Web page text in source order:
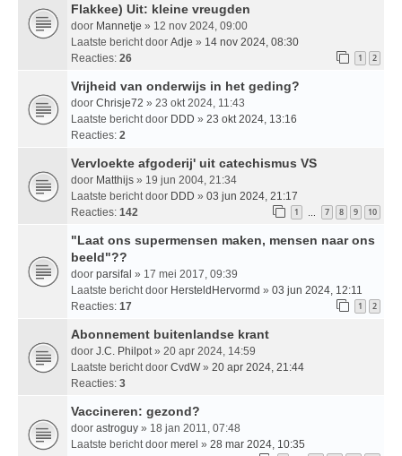
Flakkee) Uit: kleine vreugden
door Mannetje » 12 nov 2024, 09:00
Laatste bericht door Adje » 14 nov 2024, 08:30
Reacties: 26 1 2
Vrijheid van onderwijs in het geding?
door Chrisje72 » 23 okt 2024, 11:43
Laatste bericht door DDD » 23 okt 2024, 13:16
Reacties: 2
Vervloekte afgoderij' uit catechismus VS
door Matthijs » 19 jun 2004, 21:34
Laatste bericht door DDD » 03 jun 2024, 21:17
Reacties: 142 1 … 7 8 9 10
"Laat ons supermensen maken, mensen naar ons
beeld"??
door parsifal » 17 mei 2017, 09:39
Laatste bericht door HersteldHervormd » 03 jun 2024, 12:11
Reacties: 17 1 2
Abonnement buitenlandse krant
door J.C. Philpot » 20 apr 2024, 14:59
Laatste bericht door CvdW» 20 apr 2024, 21:44
Reacties: 3
Vaccineren: gezond?
door astroguy » 18 jan 2011, 07:48
Laatste bericht door merel » 28 mar 2024, 10:35